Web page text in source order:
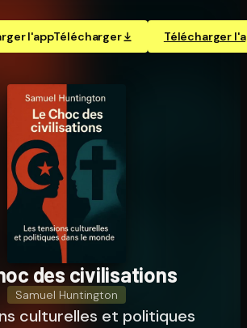
l'appTélécharger Télécharger
des ci­vi­li­sa­tions
Samuel Huntington
culturelles et politiques